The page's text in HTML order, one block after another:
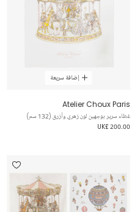
إضافة سريعة
Atelier Choux Paris
غطاء سرير بوجهين لون زهري وأزرق (132 سم)
UK£ 200.00